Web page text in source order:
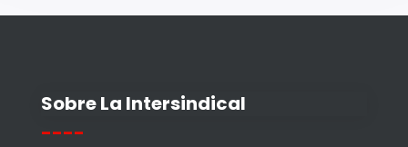
Sobre La Intersindical
----